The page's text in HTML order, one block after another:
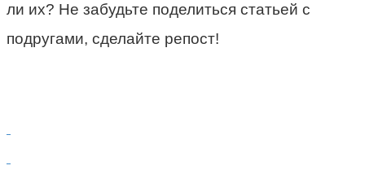
ли их? Не забудьте поделиться статьей с
подругами, сделайте репост!